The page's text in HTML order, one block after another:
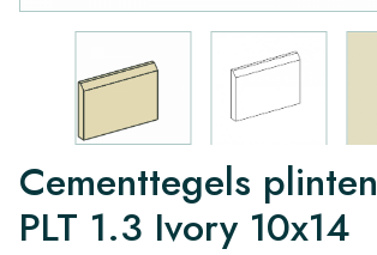
Cementtegels plinten
PLT 1.3 Ivory 10x14